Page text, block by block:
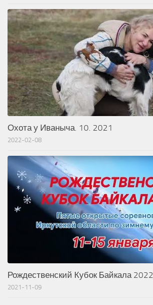
Охота у Иваныча. 10. 2021
2022-02-08
Рождественский Кубок Байкала 2022
2021-11-09